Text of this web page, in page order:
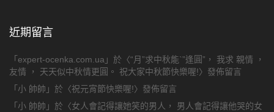
近期留言
「expert-ocenka.com.ua 」於〈“月”求中秋能`”逢圓”， 我求 親情 ，
友情 ， 天天似中秋情更圓。 祝大家中秋節快樂喔!〉發佈留言
「 小 帥帥 」於〈祝元宵節快樂喔!〉發佈留言
「 小 帥帥 」於〈女人會記得讓她笑的男人， 男人會記得讓他哭的女